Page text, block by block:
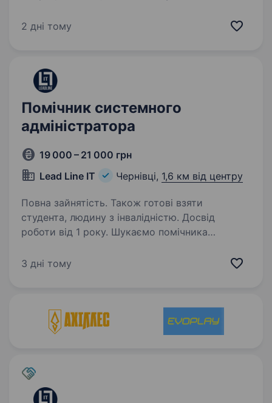
для сну, запрошує у свою команду
2 дні тому
Помічник системного
адміністратора
19 000 – 21 000 грн
Lead Line IT
Чернівці, 1,6 км від центру
Повна зайнятість. Також готові взяти
студента, людину з інвалідністю. Досвід
роботи від 1 року. Шукаємо помічника
кандидатів з досвідом роботи від 1-го року
Безумовно — відповідальність,…
3 дні тому